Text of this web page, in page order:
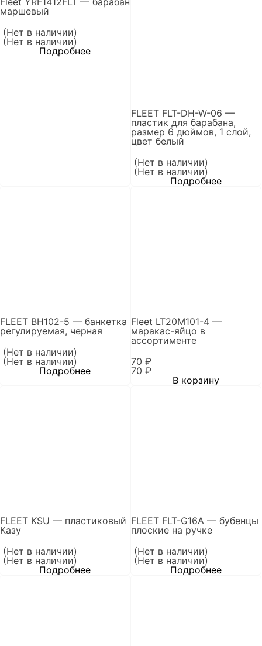
маршевый
(Нет в наличии)
(Нет в наличии)
Подробнее
FLEET FLT-DH-W-06 —
пластик для барабана,
размер 6 дюймов, 1 слой,
цвет белый
(Нет в наличии)
(Нет в наличии)
Подробнее
FLEET BH102-5 — банкетка
регулируемая, черная
(Нет в наличии)
(Нет в наличии)
Подробнее
Fleet LT20M101-4 —
маракас-яйцо в
ассортименте
70 ₽
70 ₽
В корзину
FLEET KSU — пластиковый
Казу
(Нет в наличии)
(Нет в наличии)
Подробнее
FLEET FLT-G16A — бубенцы
плоские на ручке
(Нет в наличии)
(Нет в наличии)
Подробнее